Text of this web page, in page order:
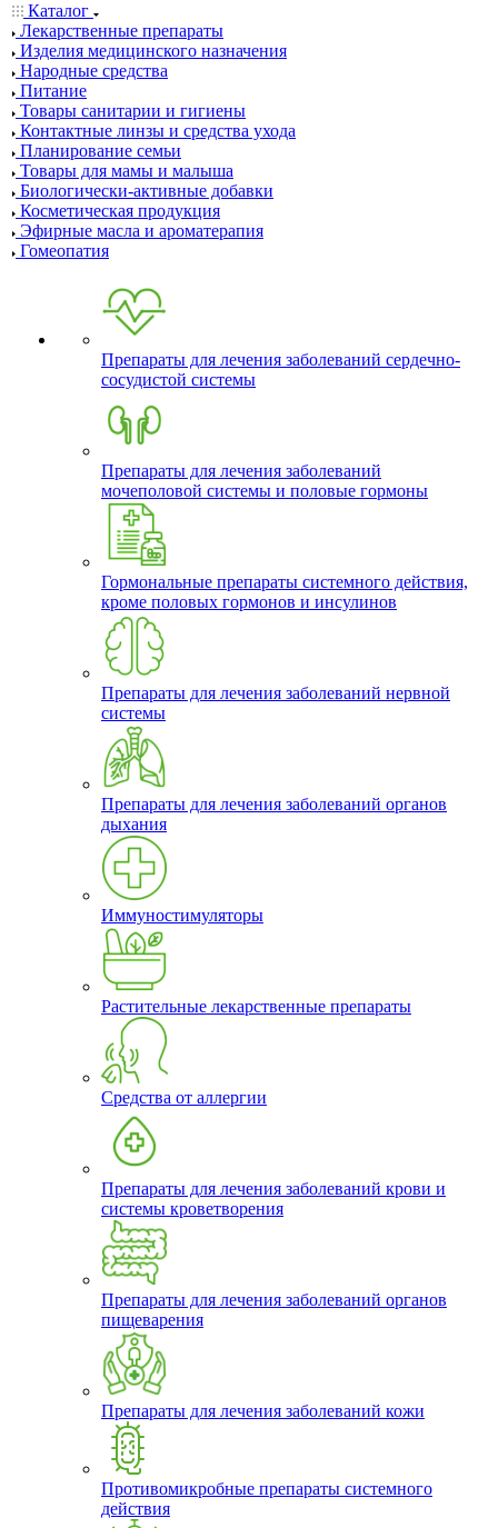
Каталог
Лекарственные препараты
Изделия медицинского назначения
Народные средства
Питание
Товары санитарии и гигиены
Контактные линзы и средства ухода
Планирование семьи
Товары для мамы и малыша
Биологически-активные добавки
Косметическая продукция
Эфирные масла и ароматерапия
Гомеопатия
Препараты для лечения заболеваний сердечно-
сосудистой системы
Препараты для лечения заболеваний
мочеполовой системы и половые гормоны
Гормональные препараты системного действия,
кроме половых гормонов и инсулинов
Препараты для лечения заболеваний нервной
системы
Препараты для лечения заболеваний органов
дыхания
Иммуностимуляторы
Растительные лекарственные препараты
Средства от аллергии
Препараты для лечения заболеваний крови и
системы кроветворения
Препараты для лечения заболеваний органов
пищеварения
Препараты для лечения заболеваний кожи
Противомикробные препараты системного
действия